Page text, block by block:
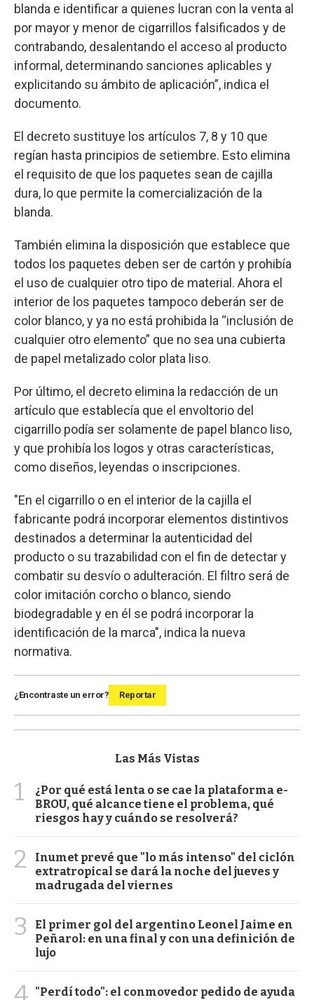
blanda e identificar a quienes lucran con la venta al
por mayor y menor de cigarrillos falsificados y de
contrabando, desalentando el acceso al producto
informal, determinando sanciones aplicables y
explicitando su ámbito de aplicación”, indica el
documento.
El decreto sustituye los artículos 7, 8 y 10 que
regían hasta principios de setiembre. Esto elimina
el requisito de que los paquetes sean de cajilla
dura, lo que permite la comercialización de la
blanda.
También elimina la disposición que establece que
todos los paquetes deben ser de cartón y prohibía
el uso de cualquier otro tipo de material. Ahora el
interior de los paquetes tampoco deberán ser de
color blanco, y ya no está prohibida la “inclusión de
cualquier otro elemento” que no sea una cubierta
de papel metalizado color plata liso.
Por último, el decreto elimina la redacción de un
artículo que establecía que el envoltorio del
cigarrillo podía ser solamente de papel blanco liso,
y que prohibía los logos y otras características,
como diseños, leyendas o inscripciones.
"En el cigarrillo o en el interior de la cajilla el
fabricante podrá incorporar elementos distintivos
destinados a determinar la autenticidad del
producto o su trazabilidad con el fin de detectar y
combatir su desvío o adulteración. El filtro será de
color imitación corcho o blanco, siendo
biodegradable y en él se podrá incorporar la
identificación de la marca", indica la nueva
normativa.
¿Encontraste un error? Reportar
Las Más Vistas
1
¿Por qué está lenta o se cae la plataforma e-
BROU, qué alcance tiene el problema, qué
riesgos hay y cuándo se resolverá?
2
Inumet prevé que "lo más intenso" del ciclón
extratropical se dará la noche del jueves y
madrugada del viernes
3
El primer gol del argentino Leonel Jaime en
Peñarol: en una final y con una definición de
lujo
4 "Perdí todo": el conmovedor pedido de ayuda